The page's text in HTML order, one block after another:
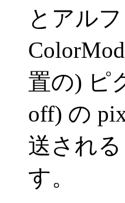
とアル
置の) ピ
off) の
送され
す。